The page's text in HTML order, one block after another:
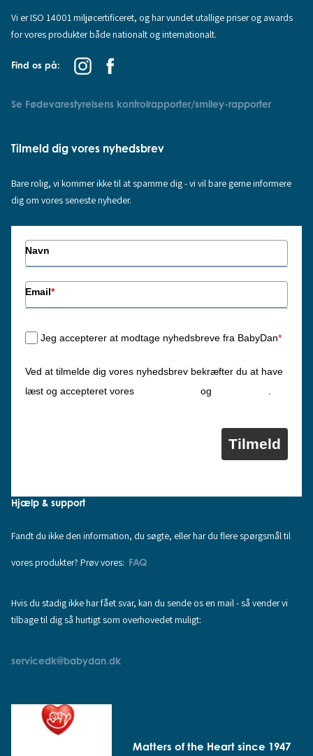
Vi er ISO 14001 miljøcertificeret, og har vundet utallige priser og awards
for vores produkter både nationalt og internationalt.
Find os på:
Se Fødevarestyrelsens kontrolrapporter/smiley-rapporter
Tilmeld dig vores nyhedsbrev
Bare rolig, vi kommer ikke til at spamme dig - vi vil bare gerne informere
dig om vores seneste nyheder.
Navn
Email*
Jeg accepterer at modtage nyhedsbreve fra BabyDan*
Ved at tilmelde dig vores nyhedsbrev bekræfter du at have
læst og accepteret vores
og
Tilmeld
Hjælp & support
Fandt du ikke den information, du søgte, eller har du flere spørgsmål til
vores produkter? Prøv vores: FAQ
Hvis du stadig ikke har fået svar, kan du sende os en mail - så vender vi
tilbage til dig så hurtigt som overhovedet muligt:
servicedk@babydan.dk
Matters of the Heart since 1947